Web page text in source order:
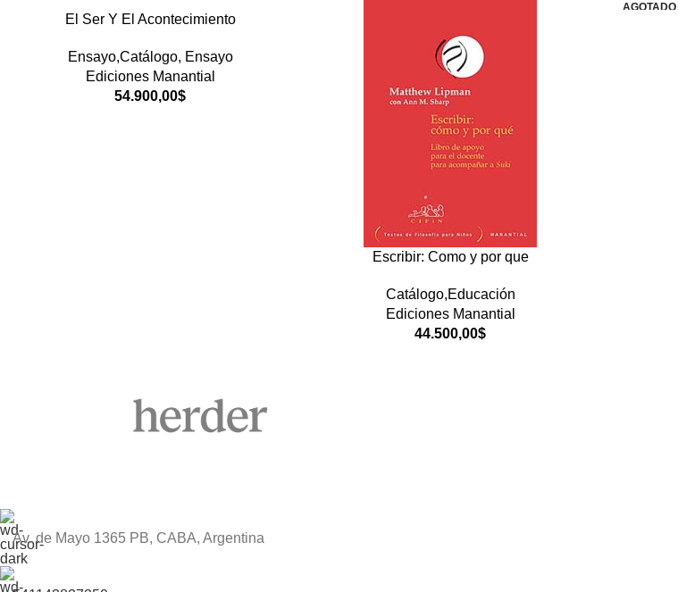
El Ser Y El Acontecimiento
Ensayo,Catálogo, Ensayo
Ediciones Manantial
54.900,00$
Escribir: Como y por que
Catálogo,Educación
Ediciones Manantial
44.500,00$
AGOTADO
Av. de Mayo 1365 PB, CABA, Argentina